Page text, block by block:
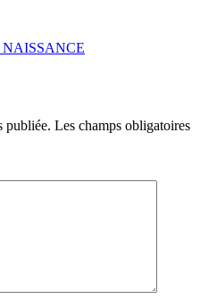
publiée. Les champs obligatoires